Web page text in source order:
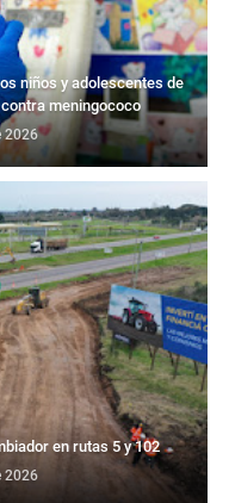
niños y adolescentes de
meningococo
2026
en rutas 5 y 102
2026